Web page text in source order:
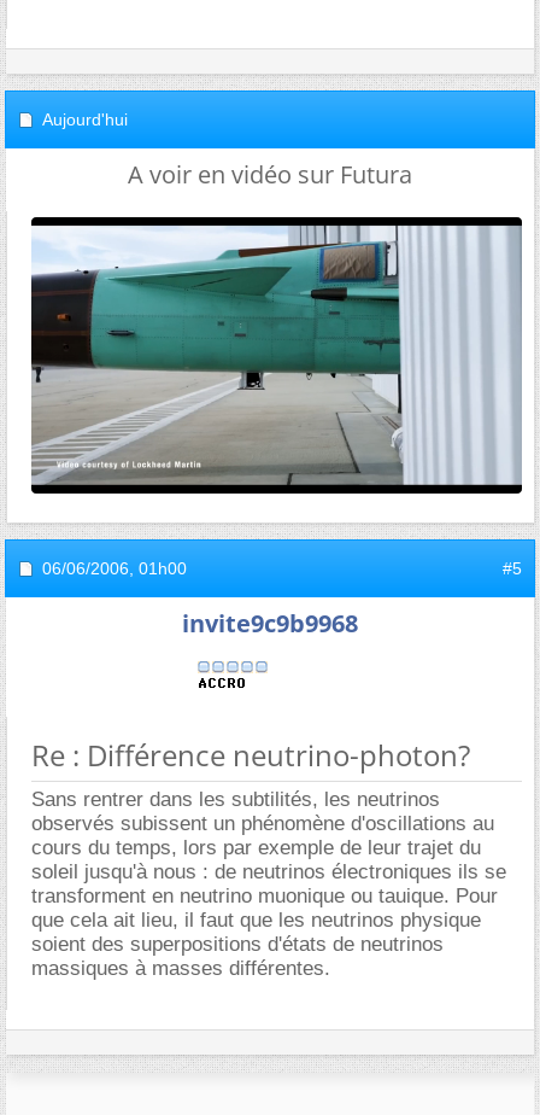
Aujourd'hui
A voir en vidéo sur Futura
06/06/2006, 01h00 #5
invite9c9b9968
Re : Différence neutrino-photon?
Sans rentrer dans les subtilités, les neutrinos
observés subissent un phénomène d'oscillations au
cours du temps, lors par exemple de leur trajet du
soleil jusqu'à nous : de neutrinos électroniques ils se
transforment en neutrino muonique ou tauique. Pour
que cela ait lieu, il faut que les neutrinos physique
soient des superpositions d'états de neutrinos
massiques à masses différentes.